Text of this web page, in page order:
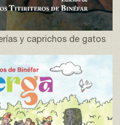
y caprichos de gatos